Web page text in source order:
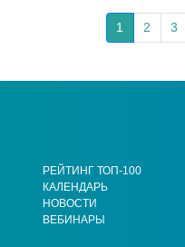
1 2 3
РЕЙТИНГ ТОП-100
КАЛЕНДАРЬ
НОВОСТИ
ВЕБИНАРЫ